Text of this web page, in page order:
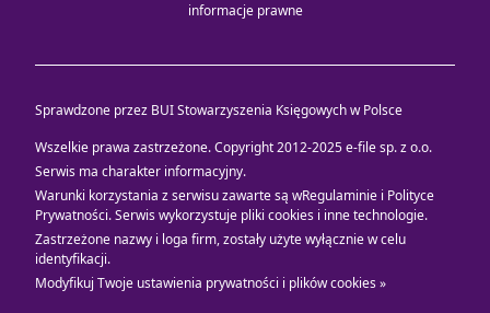
informacje prawne
Sprawdzone przez BUI Stowarzyszenia Księgowych w Polsce
Wszelkie prawa zastrzeżone. Copyright 2012-2025e-file sp. z o.o.
Serwis ma charakter informacyjny.
Warunki korzystania z serwisu zawarte są wRegulaminie i Polityce
Prywatności. Serwis wykorzystuje pliki cookies i inne technologie.
Zastrzeżone nazwy i loga firm, zostały użyte wyłącznie w celu
identyfikacji.
Modyfikuj Twoje ustawienia prywatności i plików cookies »